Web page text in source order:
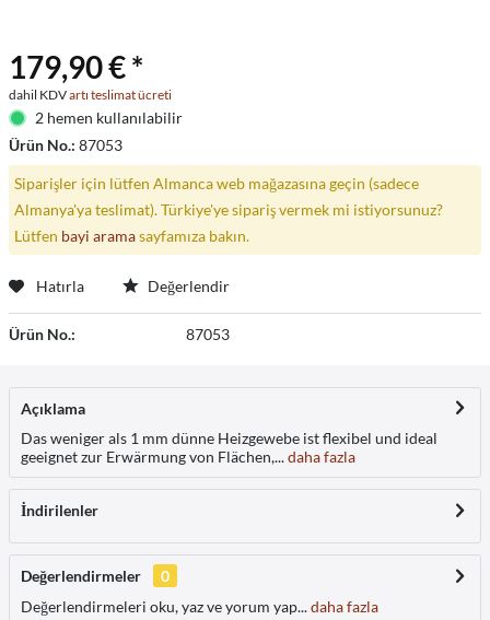
179,90 € *
dahil KDVartı teslimat ücreti
2 hemen kullanılabilir
Ürün No.: 87053
Siparişler için lütfen Almanca web mağazasına geçin (sadece
Almanya'ya teslimat). Türkiye'ye sipariş vermek mi istiyorsunuz?
Lütfen bayi aramasayfamıza bakın.
Hatırla Değerlendir
Ürün No.: 87053
Açıklama
Das weniger als 1 mm dünne Heizgewebe ist flexibel und ideal
geeignet zur Erwärmung von Flächen,...daha fazla
İndirilenler
Değerlendirmeler
0
Değerlendirmeleri oku, yaz ve yorum yap...daha fazla